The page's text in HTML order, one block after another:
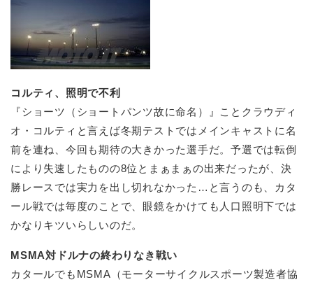
コルティ、照明で不利
『ショーツ（ショートパンツ故に命名）』ことクラウディ
オ・コルティと言えば冬期テストではメインキャストに名
前を連ね、今回も期待の大きかった選手だ。予選では転倒
により失速したものの8位とまぁまぁの出来だったが、決
勝レースでは実力を出し切れなかった…と言うのも、カタ
ール戦では毎度のことで、眼鏡をかけても人口照明下では
かなりキツいらしいのだ。
MSMA対ドルナの終わりなき戦い
カタールでもMSMA（モーターサイクルスポーツ製造者協